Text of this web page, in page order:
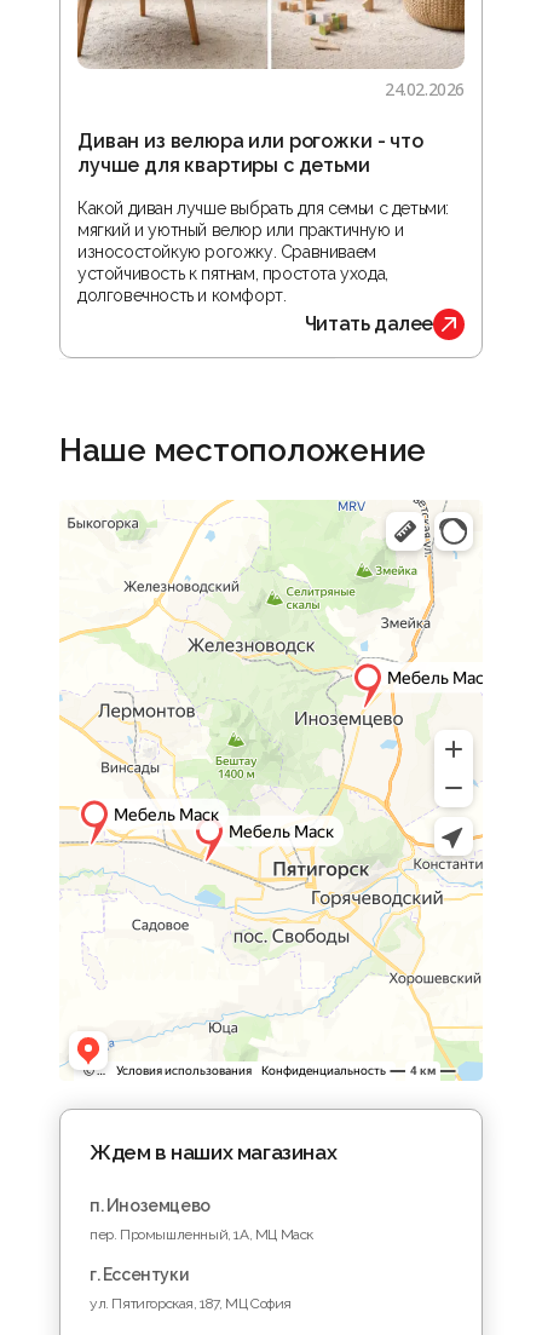
24.02.2026
Диван из велюра или рогожки - что
лучше для квартиры с детьми
Какой диван лучше выбрать для семьи с детьми:
мягкий и уютный велюр или практичную и
износостойкую рогожку. Сравниваем
устойчивость к пятнам, простота ухода,
долговечность и комфорт.
Читать далее
Наше местоположение
Ждем в наших магазинах
п. Иноземцево
пер. Промышленный, 1A, МЦ Маск
г. Ессентуки
ул. Пятигорская, 187, МЦ София